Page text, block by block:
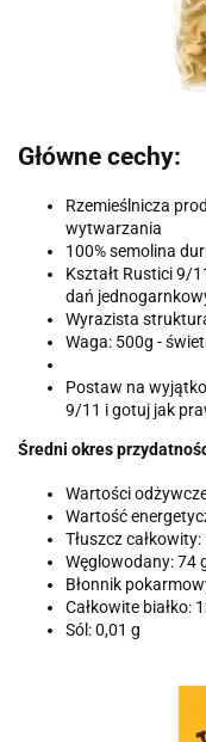
Główne cechy:
Rzemieślnicza
wytwarzania
100% semolina
Kształt Rustici 9/
dań
Wyrazista
Waga: 500g -
Postaw na
9/11 i gotuj jak
Średni okres
Wartości
Wartość
Tłuszcz
Węglowodany: 74
Błonnik
Całkowite białko:
Sól: 0,01 g